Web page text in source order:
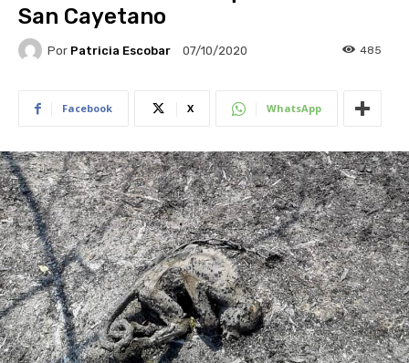
San Cayetano
Por Patricia Escobar 07/10/2020 485
Facebook X WhatsApp